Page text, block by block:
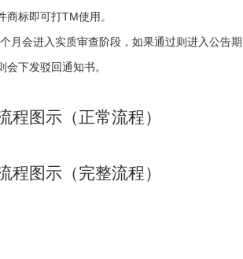
商标即可打TM使用。
月会进入实质审查阶段，如果通过则进入公告
会下发驳回通知书。
程图示（正常流程）
程图示（完整流程）